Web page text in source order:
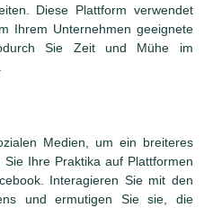
Diese Plattform verwendet
Ihrem Unternehmen geeignete
Sie Zeit und Mühe im
Medien, um ein breiteres
Ihre Praktika auf Plattformen
Interagieren Sie mit den
und ermutigen Sie sie, die